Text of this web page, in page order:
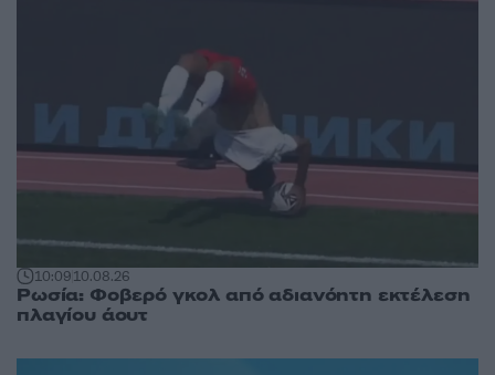
10:0910.08.26
Ρωσία: Φοβερό γκολ από αδιανόητη εκτέλεση
πλαγίου άουτ